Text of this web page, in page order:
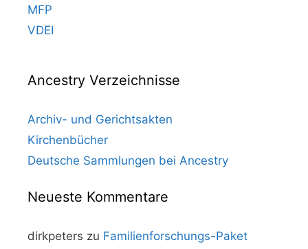
MFP
VDEI
Ancestry Verzeichnisse
Archiv- und Gerichtsakten
Kirchenbücher
Deutsche Sammlungen bei Ancestry
Neueste Kommentare
dirkpeters zu Familienforschungs-Paket